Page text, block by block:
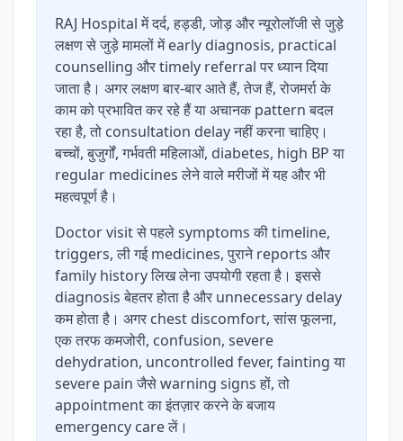
RAJ Hospital में दर्द, हड्डी, जोड़ और न्यूरोलॉजी से जुड़े
लक्षण से जुड़े मामलों में early diagnosis, practical
counselling और timely referral पर ध्यान दिया
जाता है। अगर लक्षण बार-बार आते हैं, तेज हैं, रोजमर्रा के
काम को प्रभावित कर रहे हैं या अचानक pattern बदल
रहा है, तो consultation delay नहीं करना चाहिए।
बच्चों, बुजुर्गों, गर्भवती महिलाओं, diabetes, high BP या
regular medicines लेने वाले मरीजों में यह और भी
महत्वपूर्ण है।
Doctor visit से पहले symptoms की timeline,
triggers, ली गई medicines, पुराने reports और
family history लिख लेना उपयोगी रहता है। इससे
diagnosis बेहतर होता है और unnecessary delay
कम होता है। अगर chest discomfort, सांस फूलना,
एक तरफ कमजोरी, confusion, severe
dehydration, uncontrolled fever, fainting या
severe pain जैसे warning signs हों, तो
appointment का इंतज़ार करने के बजाय
emergency care लें।